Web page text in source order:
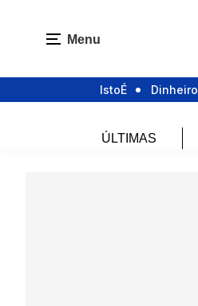
Menu
IstoÉ Dinheiro
ÚLTIMAS